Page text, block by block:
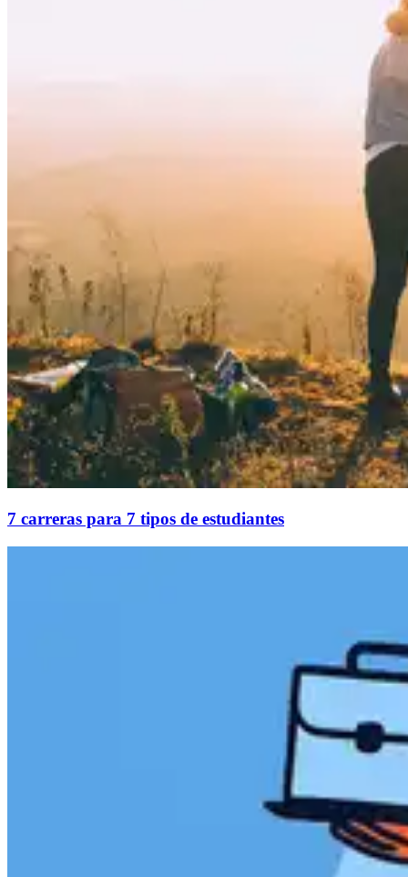
7 carreras para 7 tipos de estudiantes